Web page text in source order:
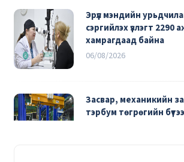
Эрүүл мэндийн
сэргийлэх үзлэгт 2290
хамрагдаад байна
06/08/2026
Засвар, механикийн
тэрбум төгрөгийн